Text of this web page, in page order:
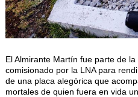
El Almirante Martín fue parte de
comisionado por la LNA para
de una placa alegórica que
mortales de quien fuera en vida